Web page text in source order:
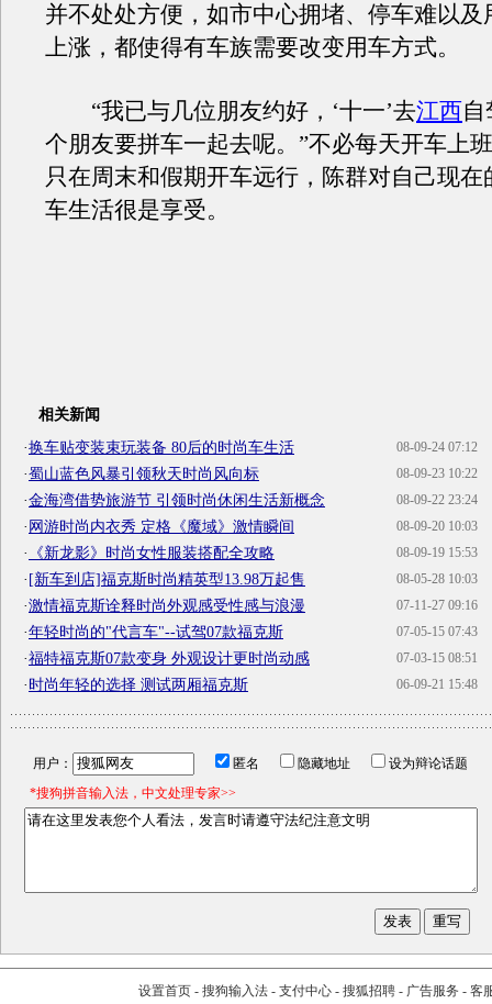
并不处处方便，如市中心拥堵、停车难以及
上涨，都使得有车族需要改变用车方式。
“我已与几位朋友约好，‘十一’去江西
个朋友要拼车一起去呢。”不必每天开车上
只在周末和假期开车远行，陈群对自己现在
车生活很是享受。
相关新闻
08-09-24 07:12
·换车贴变装束玩装备 80后的时尚车生活
08-09-23 10:22
·蜀山蓝色风暴引领秋天时尚风向标
08-09-22 23:24
·金海湾借势旅游节 引领时尚休闲生活新概念
08-09-20 10:03
·网游时尚内衣秀 定格《魔域》激情瞬间
08-09-19 15:53
· 《新龙影》时尚女性服装搭配全攻略
08-05-28 10:03
·[新车到店]福克斯时尚精英型13.98万起售
07-11-27 09:16
·激情福克斯诠释时尚外观感受性感与浪漫
07-05-15 07:43
·年轻时尚的"代言车"--试驾07款福克斯
07-03-15 08:51
·福特福克斯07款变身 外观设计更时尚动感
06-09-21 15:48
·时尚年轻的选择 测试两厢福克斯
用户： 匿名 隐藏地址
设为辩论话题
*搜狗拼音输入法，中文处理专家>>
设置首页- 搜狗输入法- 支付中心- 搜狐招聘- 广告服务 - 客